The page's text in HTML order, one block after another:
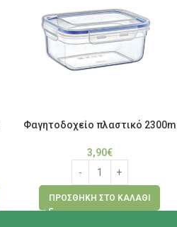
Φαγητοδοχείο πλαστικό 2300m
3,90€
ΠΡΟΣΘΉΚΗ ΣΤΟ ΚΑΛΆΘΙ